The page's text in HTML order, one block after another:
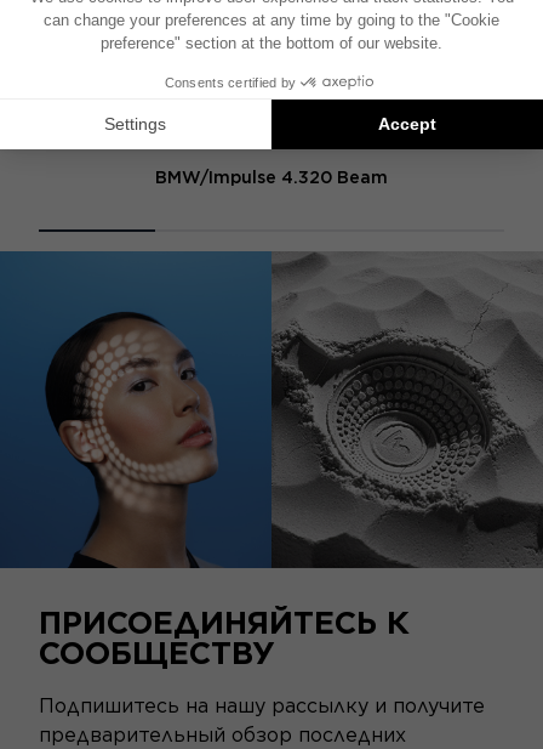
BMW 2.1 IMPULSE HARNESS
BMW/Impulse 4.320 Beam
ПРИСОЕДИНЯЙТЕСЬ К
СООБЩЕСТВУ
Подпишитесь на нашу рассылку и получите
предварительный обзор последних